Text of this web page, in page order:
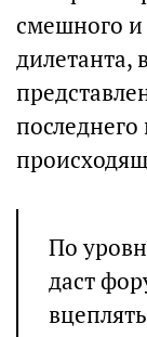
смешного и
дилетанта,
последнего
По
даст